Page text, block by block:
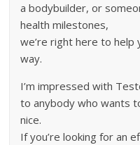
a bodybuilder, or
health milestones,
we’re right here to
way.
I’m impressed with
to anybody who wants
nice.
If you’re looking for an